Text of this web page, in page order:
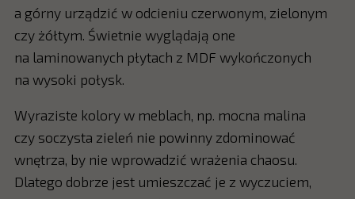
a górny urządzić w odcieniu czerwonym, zielonym
czy żółtym. Świetnie wyglądają one
na laminowanych płytach z MDF wykończonych
na wysoki połysk.
Wyraziste kolory w meblach, np. mocna malina
czy soczysta zieleń nie powinny zdominować
wnętrza, by nie wprowadzić wrażenia chaosu.
Dlatego dobrze jest umieszczać je z wyczuciem,